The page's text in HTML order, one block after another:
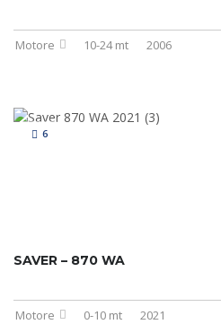
Motore 10-24 mt 2006
6
SAVER – 870 WA
Motore 0-10 mt 2021